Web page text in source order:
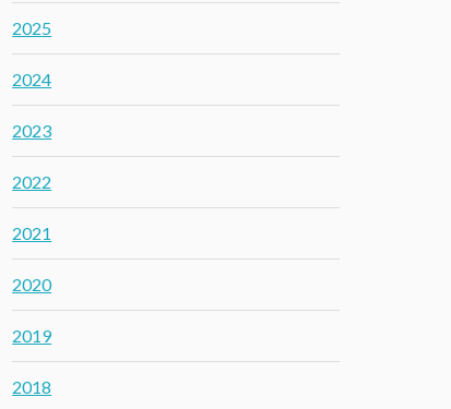
2025
2024
2023
2022
2021
2020
2019
2018